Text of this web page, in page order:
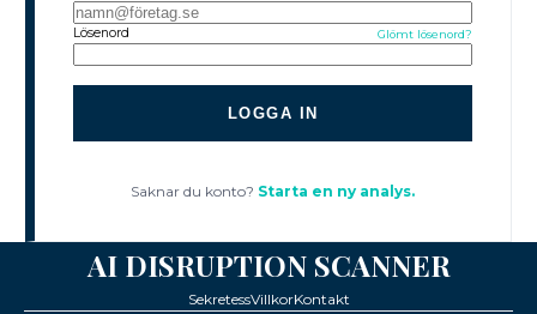
Lösenord Glömt lösenord?
LOGGA IN
Saknar du konto? Starta en ny analys.
AI DISRUPTION SCANNER
SekretessVillkorKontakt